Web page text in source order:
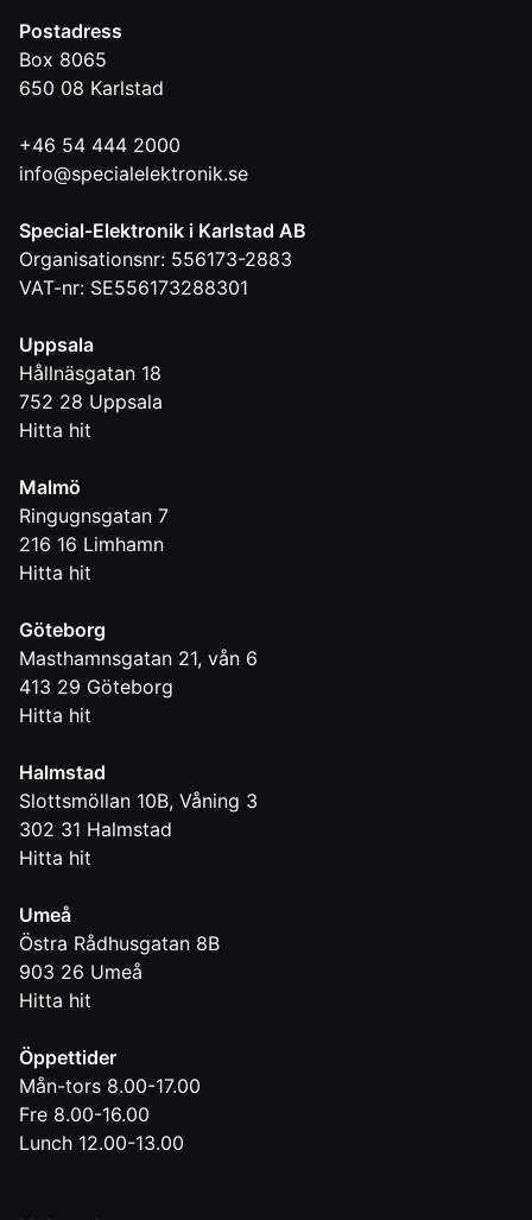
Postadress
Box 8065
650 08 Karlstad
+46 54 444 2000
info@specialelektronik.se
Special-Elektronik i Karlstad AB
Organisationsnr: 556173-2883
VAT-nr: SE556173288301
Uppsala
Hållnäsgatan 18
752 28 Uppsala
Hitta hit
Malmö
Ringugnsgatan 7
216 16 Limhamn
Hitta hit
Göteborg
Masthamnsgatan 21, vån 6
413 29 Göteborg
Hitta hit
Halmstad
Slottsmöllan 10B, Våning 3
302 31 Halmstad
Hitta hit
Umeå
Östra Rådhusgatan 8B
903 26 Umeå
Hitta hit
Öppettider
Mån-tors 8.00-17.00
Fre 8.00-16.00
Lunch 12.00-13.00